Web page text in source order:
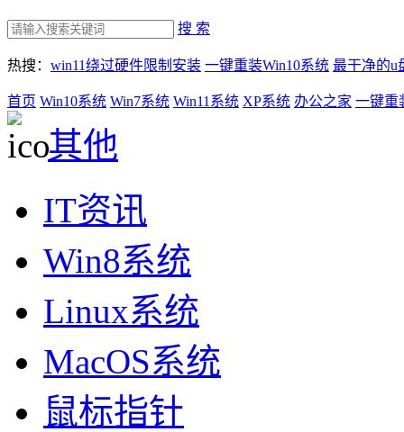
搜 索
热搜： win11绕过硬件限制安装 一键重装Win10系统 最干净的u
首页 Win10系统 Win7系统 Win11系统 XP系统 办公之家 一键重
其他
IT资讯
Win8系统
Linux系统
MacOS系统
鼠标指针